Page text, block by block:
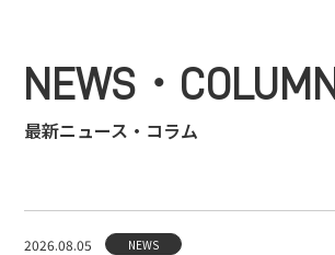
NEWS・COLUMN
最新ニュース・コラム
2026.08.05 NEWS